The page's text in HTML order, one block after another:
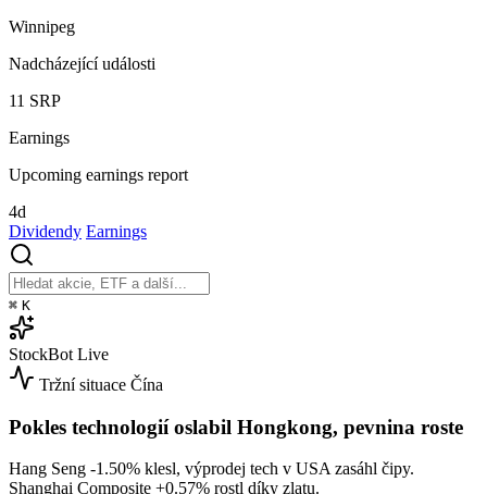
Winnipeg
Nadcházející události
11 SRP
Earnings
Upcoming earnings report
4d
Dividendy Earnings
⌘ K
StockBot Live
Tržní situace Čína
Pokles technologií oslabil Hongkong, pevnina roste
Hang Seng -1.50% klesl, výprodej tech v USA zasáhl čipy.
Shanghai Composite +0.57% rostl díky zlatu.